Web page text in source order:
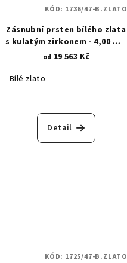
Zásnubní prsten bílého zlata
s kulatým zirkonem - 4,00 mm
- 8 krapen 1736
od 19 563 Kč
Bílé zlato
Detail
KÓD: 1736/47-B.ZLATO
KÓD: 1725/47-B.ZLATO